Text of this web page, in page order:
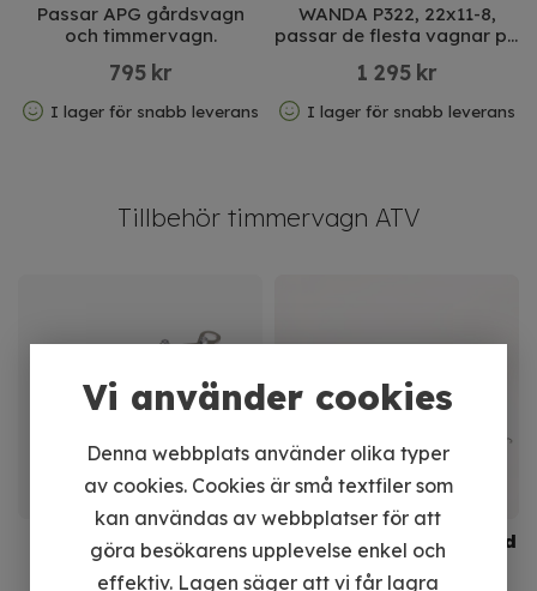
Vi använder cookies
Denna webbplats använder olika typer
av cookies. Cookies är små textfiler som
kan användas av webbplatser för att
göra besökarens upplevelse enkel och
effektiv. Lagen säger att vi får lagra
Passar APG gårdsvagn
och timmervagn.
795 kr
I lager för snabb leverans
WANDA P322, 22x11-8,
passar de flesta vagnar på
1 295 kr
I lager för snabb leverans
Tillbehör timmervagn ATV
Timmersax med
handtag
Lastnät 80x120 cm med
metallkrokar